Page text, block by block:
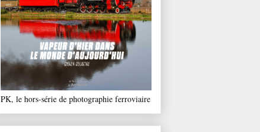
PK, le hors-série de photographie ferroviaire